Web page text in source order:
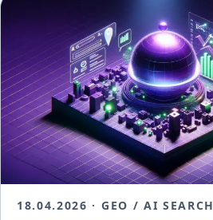
18.04.2026 · GEO / AI SEARCH